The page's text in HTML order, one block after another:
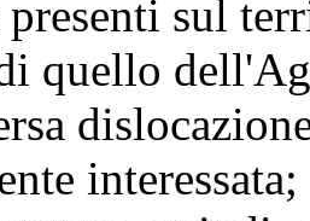
presenti sul
quello
interessata;